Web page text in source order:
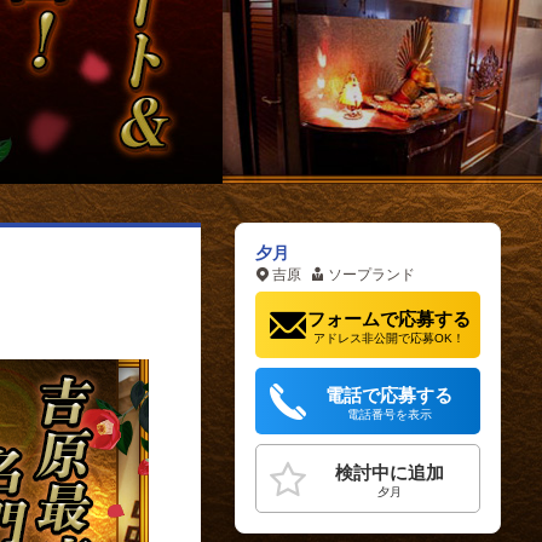
夕月
吉原 ソープランド
フォームで応募する
アドレス非公開で応募OK！
電話で応募する
電話番号を表示
検討中に追加
夕月